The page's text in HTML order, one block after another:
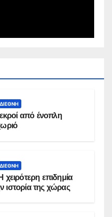
ΔΙΕΘΝΉ
από ένοπλη
ΔΙΕΘΝΉ
επιδημία
της χώρας